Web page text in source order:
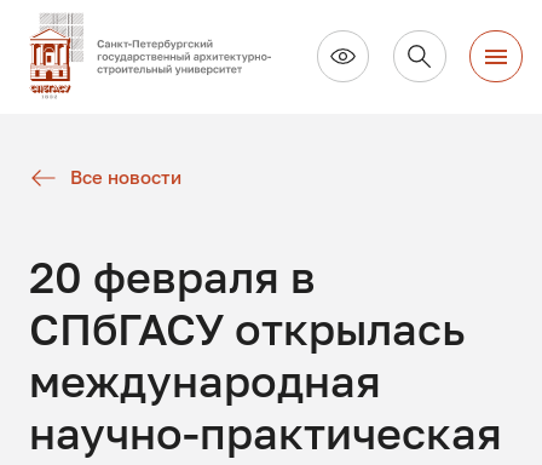
Все новости
20 февраля в
СПбГАСУ открылась
международная
научно-практическая